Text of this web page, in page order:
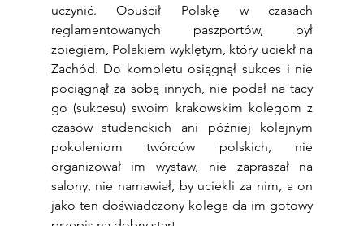
uczynić. Opuścił Polskę w czasach
reglamentowanych paszportów, był
zbiegiem, Polakiem wyklętym, który uciekł na
Zachód. Do kompletu osiągnął sukces i nie
pociągnął za sobą innych, nie podał na tacy
go (sukcesu) swoim krakowskim kolegom z
czasów studenckich ani później kolejnym
pokoleniom twórców polskich, nie
organizował im wystaw, nie zapraszał na
salony, nie namawiał, by uciekli za nim, a on
jako ten doświadczony kolega da im gotowy